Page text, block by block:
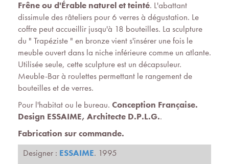
Frêne ou d'Érable naturel et teinté. L'abattant
dissimule des râteliers pour 6 verres à dégustation. Le
coffre peut accueillir jusqu'à 18 bouteilles. La sculpture
du " Trapéziste " en bronze vient s'insérer une fois le
meuble ouvert dans la niche inférieure comme un atlante.
Utilisée seule, cette sculpture est un décapsuleur.
Meuble-Bar à roulettes permettant le rangement de
bouteilles et de verres.
Pour l'habitat ou le bureau. Conception Française.
Design ESSAIME, Architecte D.P.L.G..
Fabrication sur commande.
Designer : ESSAIME. 1995